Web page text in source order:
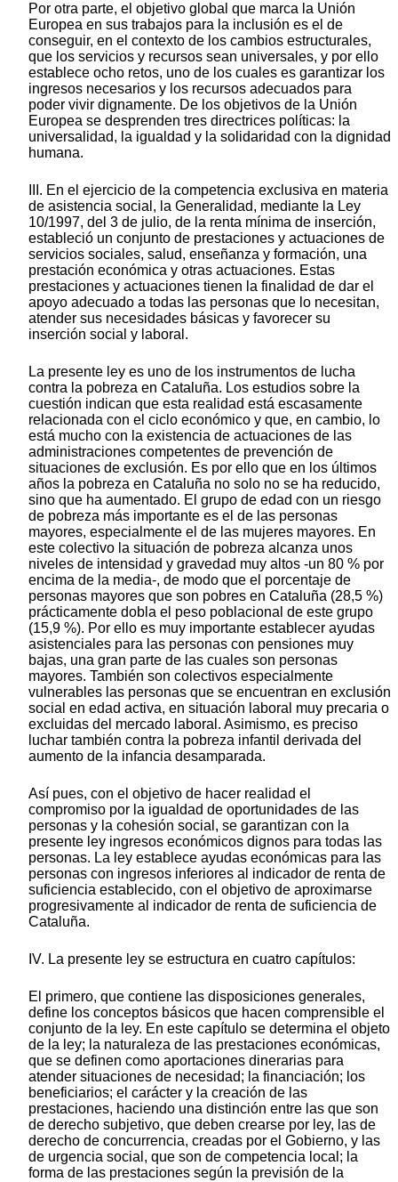
Por otra parte, el objetivo global que marca la Unión
Europea en sus trabajos para la inclusión es el de
conseguir, en el contexto de los cambios estructurales,
que los servicios y recursos sean universales, y por ello
establece ocho retos, uno de los cuales es garantizar los
ingresos necesarios y los recursos adecuados para
poder vivir dignamente. De los objetivos de la Unión
Europea se desprenden tres directrices políticas: la
universalidad, la igualdad y la solidaridad con la dignidad
humana.
III. En el ejercicio de la competencia exclusiva en materia
de asistencia social, la Generalidad, mediante la Ley
10/1997, del 3 de julio, de la renta mínima de inserción,
estableció un conjunto de prestaciones y actuaciones de
servicios sociales, salud, enseñanza y formación, una
prestación económica y otras actuaciones. Estas
prestaciones y actuaciones tienen la finalidad de dar el
apoyo adecuado a todas las personas que lo necesitan,
atender sus necesidades básicas y favorecer su
inserción social y laboral.
La presente ley es uno de los instrumentos de lucha
contra la pobreza en Cataluña. Los estudios sobre la
cuestión indican que esta realidad está escasamente
relacionada con el ciclo económico y que, en cambio, lo
está mucho con la existencia de actuaciones de las
administraciones competentes de prevención de
situaciones de exclusión. Es por ello que en los últimos
años la pobreza en Cataluña no solo no se ha reducido,
sino que ha aumentado. El grupo de edad con un riesgo
de pobreza más importante es el de las personas
mayores, especialmente el de las mujeres mayores. En
este colectivo la situación de pobreza alcanza unos
niveles de intensidad y gravedad muy altos -un 80 % por
encima de la media-, de modo que el porcentaje de
personas mayores que son pobres en Cataluña (28,5 %)
prácticamente dobla el peso poblacional de este grupo
(15,9 %). Por ello es muy importante establecer ayudas
asistenciales para las personas con pensiones muy
bajas, una gran parte de las cuales son personas
mayores. También son colectivos especialmente
vulnerables las personas que se encuentran en exclusión
social en edad activa, en situación laboral muy precaria o
excluidas del mercado laboral. Asimismo, es preciso
luchar también contra la pobreza infantil derivada del
aumento de la infancia desamparada.
Así pues, con el objetivo de hacer realidad el
compromiso por la igualdad de oportunidades de las
personas y la cohesión social, se garantizan con la
presente ley ingresos económicos dignos para todas las
personas. La ley establece ayudas económicas para las
personas con ingresos inferiores al indicador de renta de
suficiencia establecido, con el objetivo de aproximarse
progresivamente al indicador de renta de suficiencia de
Cataluña.
IV. La presente ley se estructura en cuatro capítulos:
El primero, que contiene las disposiciones generales,
define los conceptos básicos que hacen comprensible el
conjunto de la ley. En este capítulo se determina el objeto
de la ley; la naturaleza de las prestaciones económicas,
que se definen como aportaciones dinerarias para
atender situaciones de necesidad; la financiación; los
beneficiarios; el carácter y la creación de las
prestaciones, haciendo una distinción entre las que son
de derecho subjetivo, que deben crearse por ley, las de
derecho de concurrencia, creadas por el Gobierno, y las
de urgencia social, que son de competencia local; la
forma de las prestaciones según la previsión de la